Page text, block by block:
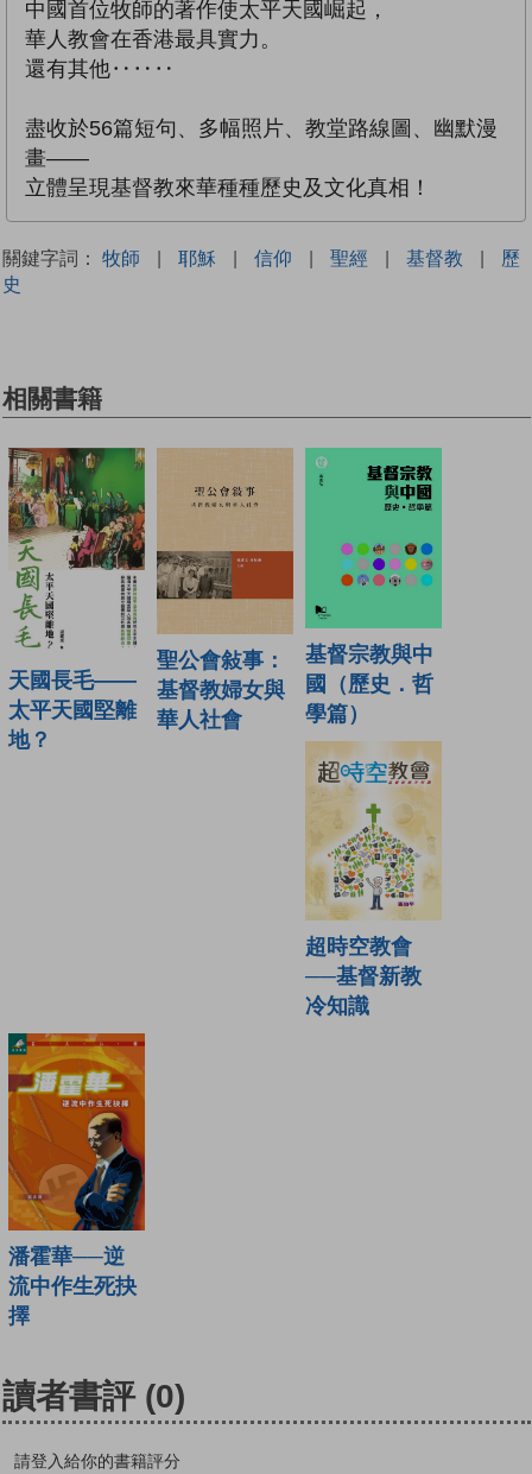
中國首位牧師的著作使太平天國崛起，
華人教會在香港最具實力。
還有其他‥‥‥
盡收於56篇短句、多幅照片、教堂路線圖、幽默漫
畫——
立體呈現基督教來華種種歷史及文化真相！
關鍵字詞： 牧師 | 耶穌 | 信仰 | 聖經 | 基督教 |
歷
史
相關書籍
天國長毛——
太平天國堅離
地？
聖公會敍事：
基督教婦女與
華人社會
基督宗教與中
國（歷史．哲
學篇）
超時空教會
──基督新教
冷知識
潘霍華──逆
流中作生死抉
擇
讀者書評 (0)
請登入給你的書籍評分